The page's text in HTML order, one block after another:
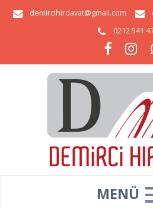
demircihirdavat@gmail.com
0212 541
MENÜ